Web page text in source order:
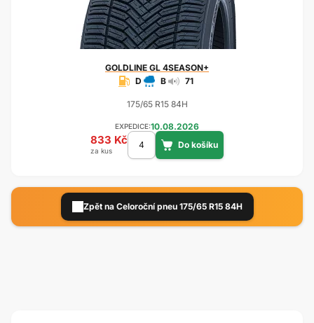
GOLDLINE GL 4SEASON+
D
B 71
175/65 R15 84H
EXPEDICE:10.08.2026
833 Kč
za kus
Zpět na Celoroční pneu 175/65 R15 84H